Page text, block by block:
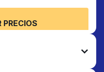
PRECIOS